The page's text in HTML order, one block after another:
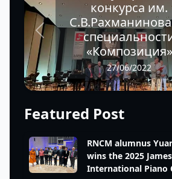
конкурса им.
С.В.Рахманинова по
специальности
«Композиция»
27/06/2022
Featured Post
RNCM alumnus
wins the 2025
International Piano